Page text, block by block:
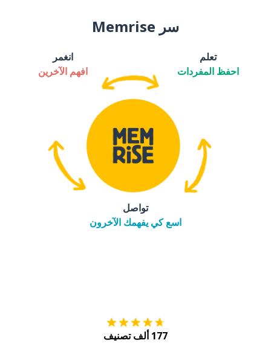
سر Memrise
تعلم
احفظ المفردات
انغمر
افهم الآخرين
تواصل
اسع كي يفهمك الآخرون
177 ألف تصنيف